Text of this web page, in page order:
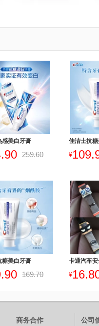
感美白牙膏
259.60
佳洁士抗
¥
糖美白牙膏
169.70
卡通汽车
¥
商务合作 公司